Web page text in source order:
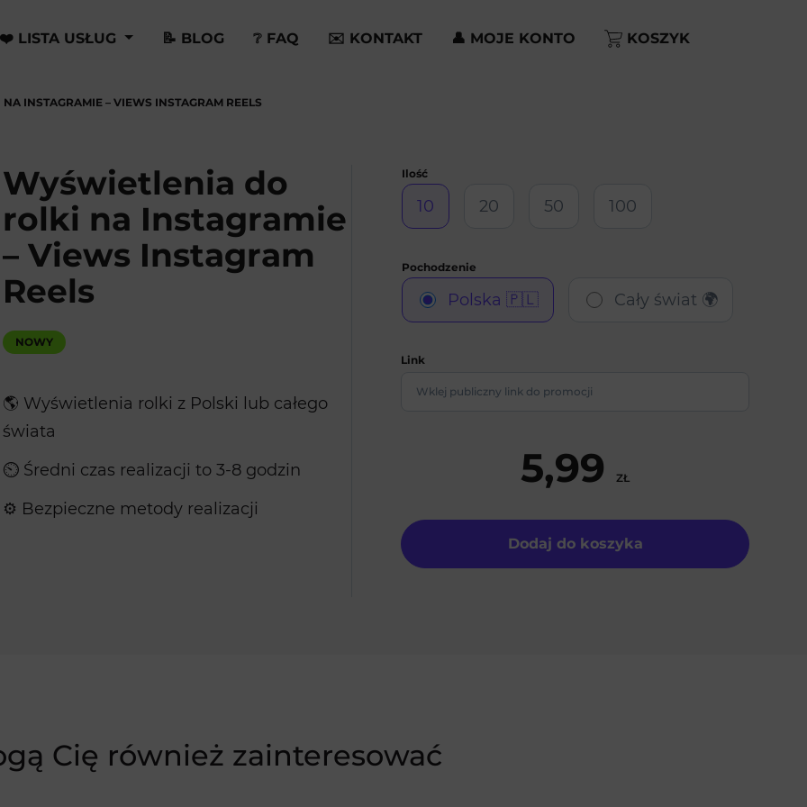
❤️ LISTA USŁUG 📝 BLOG ❔ FAQ ✉️ KONTAKT 👤 MOJE KONTO KOSZYK
INSTAGRAMIE – VIEWS INSTAGRAM REELS
Wyświetlenia do
rolki na Instagramie
– Views Instagram
Reels
NOWY
🌎 Wyświetlenia rolki z Polski lub całego
świata
⏲ Średni czas realizacji to 3-8 godzin
⚙️ Bezpieczne metody realizacji
Link
10 20 50 100
Polska 🇵🇱 Cały świat 🌍
5,99 ZŁ
Dodaj do koszyka
Cię również zainteresować